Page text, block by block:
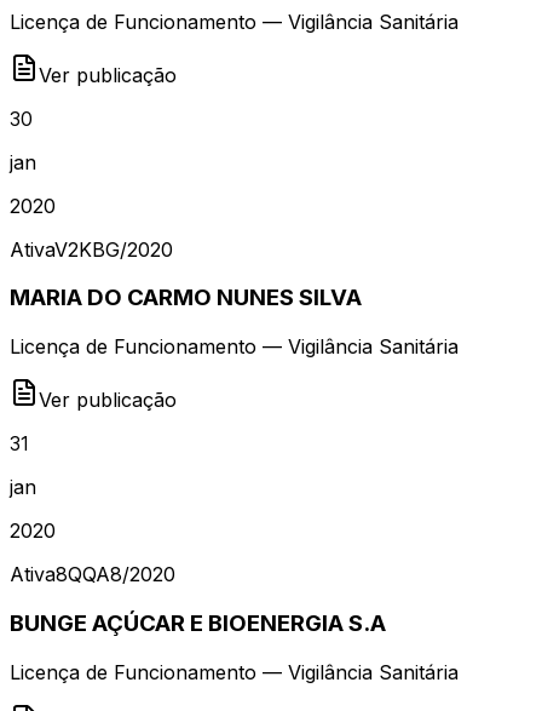
Licença de Funcionamento — Vigilância Sanitária
Ver publicação
30
jan
2020
AtivaV2KBG/2020
MARIA DO CARMO NUNES SILVA
Licença de Funcionamento — Vigilância Sanitária
Ver publicação
31
jan
2020
Ativa8QQA8/2020
BUNGE AÇÚCAR E BIOENERGIA S.A
Licença de Funcionamento — Vigilância Sanitária